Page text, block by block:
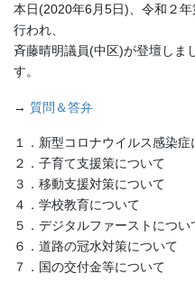
本日(2020年6月5日)、令和２
行われ、
斉藤晴明議員(中区)が登壇しま
す。
→ 質問＆答弁
１．新型コロナウイルス感染症
２．子育て支援策について
３．移動支援対策について
４．学校教育について
５．デジタルファーストについ
６．道路の冠水対策について
７．国の交付金等について